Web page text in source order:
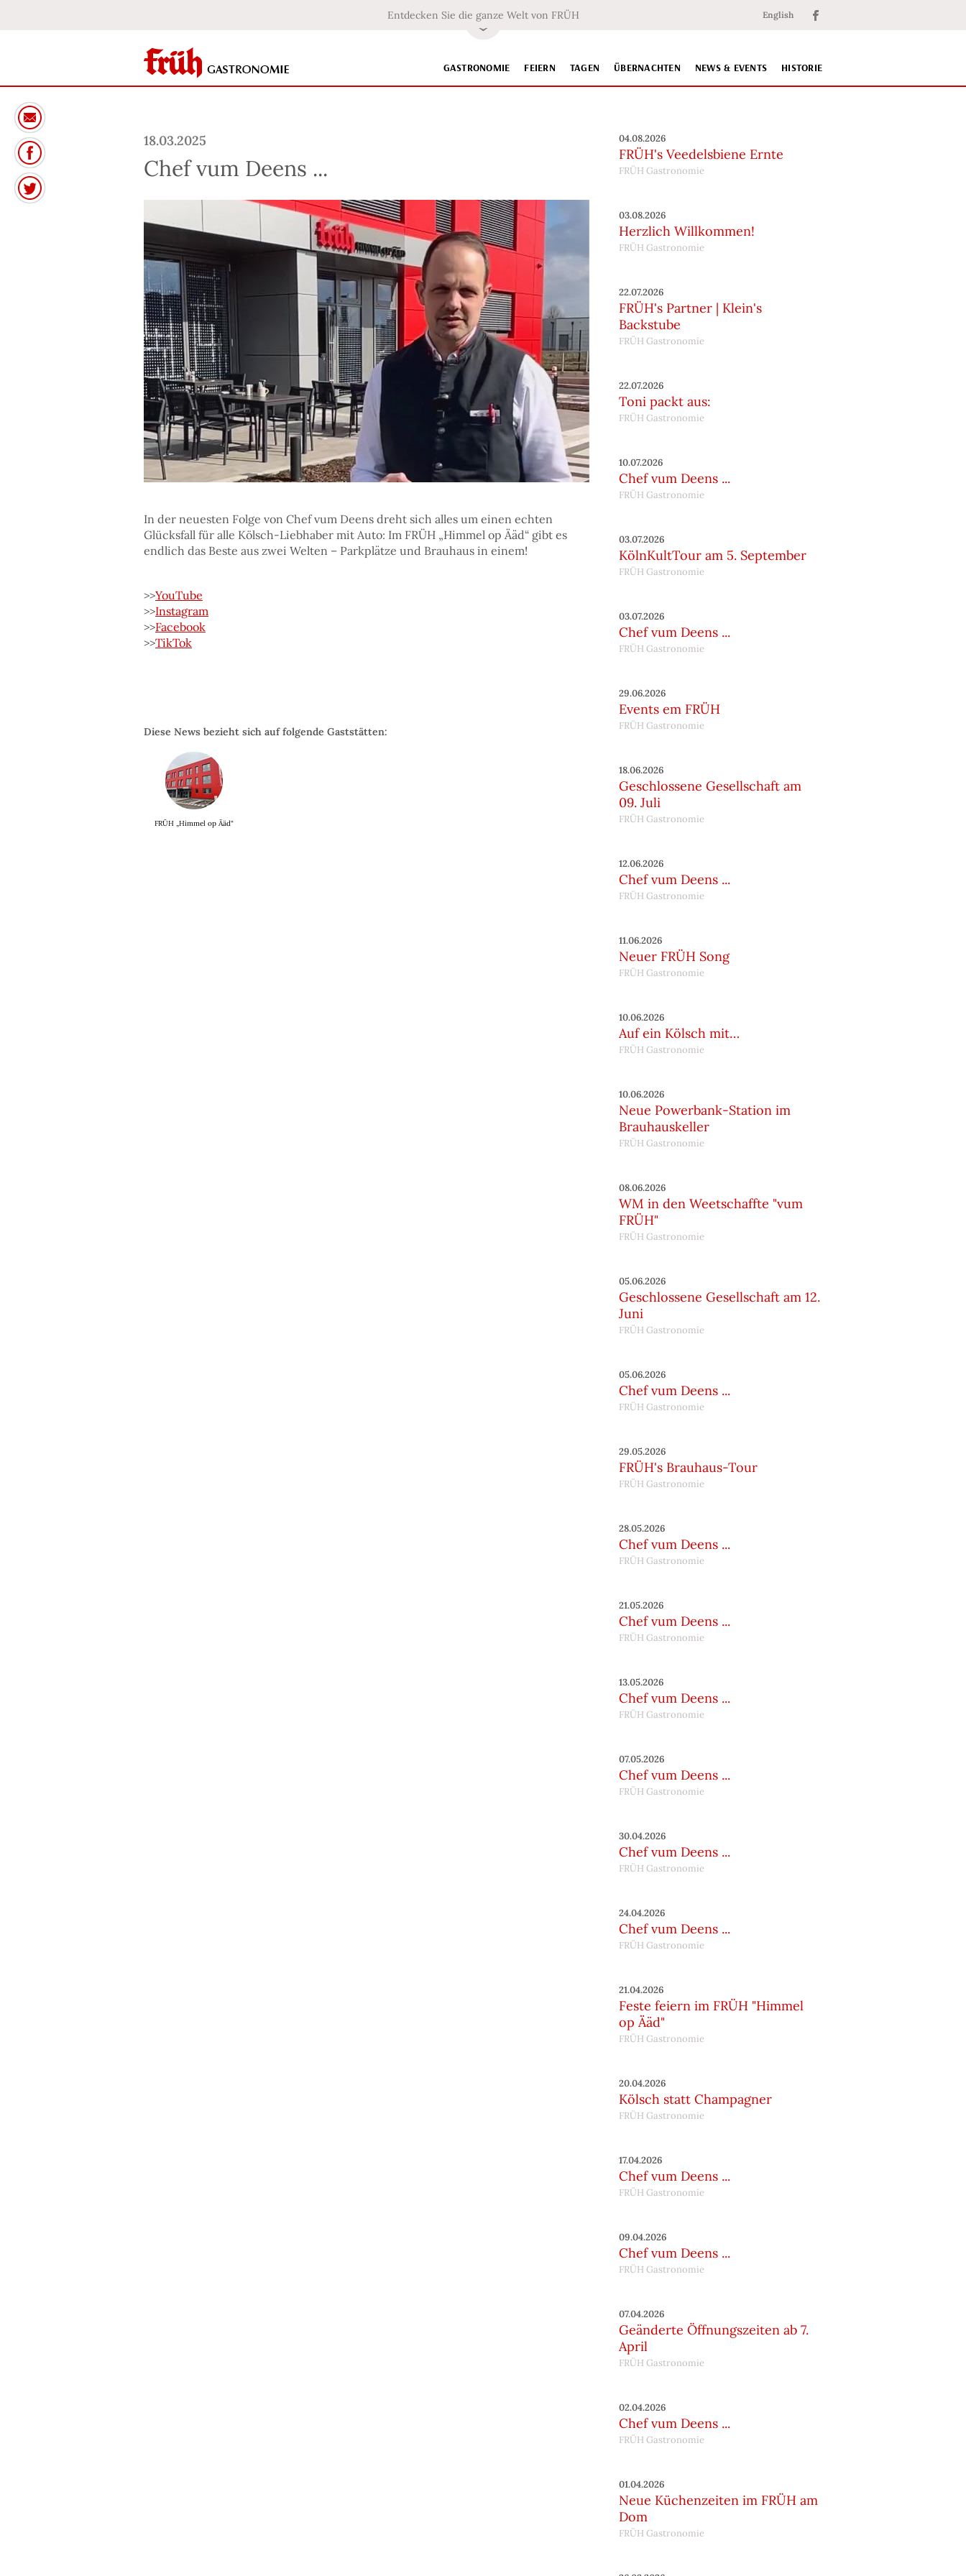
Entdecken Sie die ganze Welt von FRÜH English
GASTRONOMIE FEIERN TAGEN ÜBERNACHTEN NEWS & EVENTS HISTORIE
18.03.2025
Chef vum Deens ...
In der neuesten Folge von Chef vum Deens dreht sich alles um einen echten
Glücksfall für alle Kölsch-Liebhaber mit Auto: Im FRÜH „Himmel op Ääd“ gibt es
endlich das Beste aus zwei Welten – Parkplätze und Brauhaus in einem!
>>YouTube
>>Instagram
>>Facebook
>>TikTok
Diese News bezieht sich auf folgende Gaststätten:
FRÜH „Himmel op Ääd“
04.08.2026
FRÜH's Veedelsbiene Ernte
FRÜH Gastronomie
03.08.2026
Herzlich Willkommen!
FRÜH Gastronomie
22.07.2026
FRÜH's Partner | Klein's
Backstube
FRÜH Gastronomie
22.07.2026
Toni packt aus:
FRÜH Gastronomie
10.07.2026
Chef vum Deens ...
FRÜH Gastronomie
03.07.2026
KölnKultTour am 5. September
FRÜH Gastronomie
03.07.2026
Chef vum Deens ...
FRÜH Gastronomie
29.06.2026
Events em FRÜH
FRÜH Gastronomie
18.06.2026
Geschlossene Gesellschaft am
09. Juli
FRÜH Gastronomie
12.06.2026
Chef vum Deens ...
FRÜH Gastronomie
11.06.2026
Neuer FRÜH Song
FRÜH Gastronomie
10.06.2026
Auf ein Kölsch mit…
FRÜH Gastronomie
10.06.2026
Neue Powerbank-Station im
Brauhauskeller
FRÜH Gastronomie
08.06.2026
WM in den Weetschaffte "vum
FRÜH"
FRÜH Gastronomie
05.06.2026
Geschlossene Gesellschaft am 12.
Juni
FRÜH Gastronomie
05.06.2026
Chef vum Deens ...
FRÜH Gastronomie
29.05.2026
FRÜH's Brauhaus-Tour
FRÜH Gastronomie
28.05.2026
Chef vum Deens ...
FRÜH Gastronomie
21.05.2026
Chef vum Deens ...
FRÜH Gastronomie
13.05.2026
Chef vum Deens ...
FRÜH Gastronomie
07.05.2026
Chef vum Deens ...
FRÜH Gastronomie
30.04.2026
Chef vum Deens ...
FRÜH Gastronomie
24.04.2026
Chef vum Deens ...
FRÜH Gastronomie
21.04.2026
Feste feiern im FRÜH "Himmel
op Ääd"
FRÜH Gastronomie
20.04.2026
Kölsch statt Champagner
FRÜH Gastronomie
17.04.2026
Chef vum Deens ...
FRÜH Gastronomie
09.04.2026
Chef vum Deens ...
FRÜH Gastronomie
07.04.2026
Geänderte Öffnungszeiten ab 7.
April
FRÜH Gastronomie
02.04.2026
Chef vum Deens ...
FRÜH Gastronomie
01.04.2026
Neue Küchenzeiten im FRÜH am
Dom
FRÜH Gastronomie